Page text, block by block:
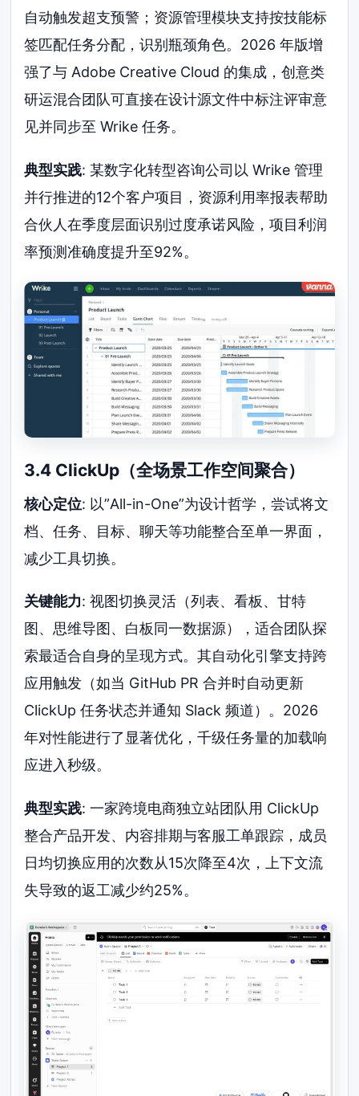
自动触发超支预警；资源管理模块支持按技能标
签匹配任务分配，识别瓶颈角色。2026 年版增
强了与 Adobe Creative Cloud 的集成，创意类
研运混合团队可直接在设计源文件中标注评审意
见并同步至 Wrike 任务。
典型实践: 某数字化转型咨询公司以 Wrike 管理
并行推进的12个客户项目，资源利用率报表帮助
合伙人在季度层面识别过度承诺风险，项目利润
率预测准确度提升至92%。
3.4 ClickUp（全场景工作空间聚合）
核心定位: 以”All-in-One”为设计哲学，尝试将文
档、任务、目标、聊天等功能整合至单一界面，
减少工具切换。
关键能力: 视图切换灵活（列表、看板、甘特
图、思维导图、白板同一数据源），适合团队探
索最适合自身的呈现方式。其自动化引擎支持跨
应用触发（如当 GitHub PR 合并时自动更新
ClickUp 任务状态并通知 Slack 频道）。2026
年对性能进行了显著优化，千级任务量的加载响
应进入秒级。
典型实践: 一家跨境电商独立站团队用 ClickUp
整合产品开发、内容排期与客服工单跟踪，成员
日均切换应用的次数从15次降至4次，上下文流
失导致的返工减少约25%。